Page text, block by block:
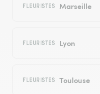
FLEURISTES Marseille
FLEURISTES Lyon
FLEURISTES Toulouse